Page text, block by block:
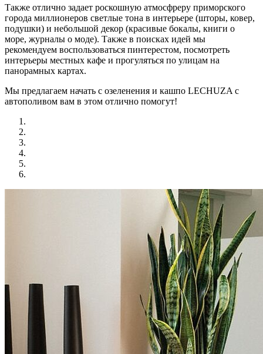
Также отлично задает роскошную атмосфреру приморского
города миллионеров светлые тона в интерьере (шторы, ковер,
подушки) и небольшой декор (красивые бокалы, книги о
море, журналы о моде). Также в поисках идей мы
рекомендуем воспользоваться пинтерестом, посмотреть
интерьеры местных кафе и прогуляться по улицам на
панорамных картах.
Мы предлагаем начать с озеленения и кашпо LECHUZA с
автополивом вам в этом отлично помогут!